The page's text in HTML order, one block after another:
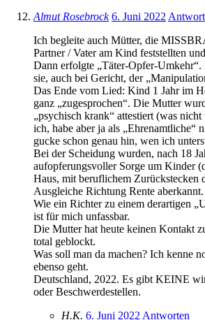
Almut Rosebrock 6. Juni 2022
Ich begleite auch Mütter, die
Partner / Vater am Kind feststellten
Dann erfolgte „Täter-Opfer-
sie, auch bei Gericht, der
Das Ende vom Lied: Kind 1 Jahr im
ganz „zugesprochen“. Die Mutter
„psychisch krank“ attestiert (was nicht
ich, habe aber ja als „Ehrenamtliche“
gucke schon genau hin, wen ich
Bei der Scheidung wurden, nach 18
aufopferungsvoller Sorge um Kinder
Haus, mit beruflichem Zurückstecken
Ausgleiche Richtung Rente
Wie ein Richter zu einem derartigen
ist für mich unfassbar.
Die Mutter hat heute keinen Kontakt
total geblockt.
Was soll man da machen? Ich kenne
ebenso geht.
Deutschland, 2022. Es gibt KEINE
oder Beschwerdestellen.
H.K. 6. Juni 2022 Antworten